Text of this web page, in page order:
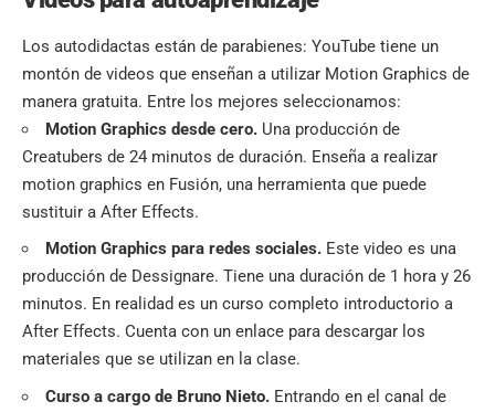
Los autodidactas están de parabienes: YouTube tiene un
montón de videos que enseñan a utilizar Motion Graphics de
manera gratuita. Entre los mejores seleccionamos:
Motion Graphics desde cero. Una producción de
Creatubers de 24 minutos de duración. Enseña a realizar
motion graphics en Fusión, una herramienta que puede
sustituir a After Effects.
Motion Graphics para redes sociales. Este video es una
producción de Dessignare. Tiene una duración de 1 hora y 26
minutos. En realidad es un curso completo introductorio a
After Effects. Cuenta con un enlace para descargar los
materiales que se utilizan en la clase.
Curso a cargo de Bruno Nieto. Entrando en el canal de